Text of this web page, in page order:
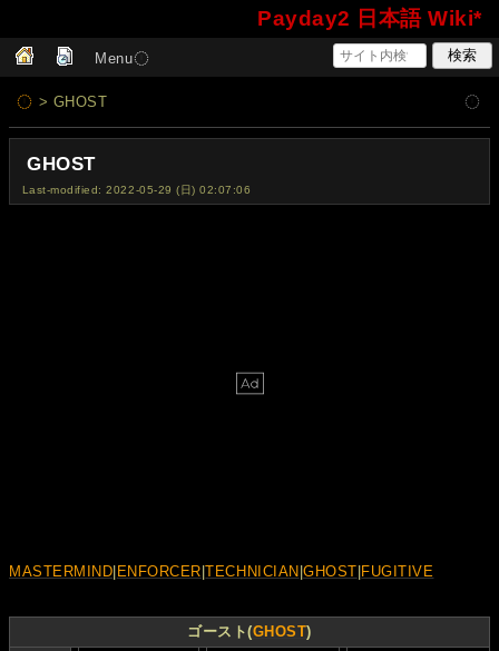
Payday2 日本語 Wiki*
Menu
> GHOST
GHOST
Last-modified: 2022-05-29 (日) 02:07:06
MASTERMIND ENFORCER |TECHNICIAN |GHOST FUGITIVE
ゴースト(GHOST)